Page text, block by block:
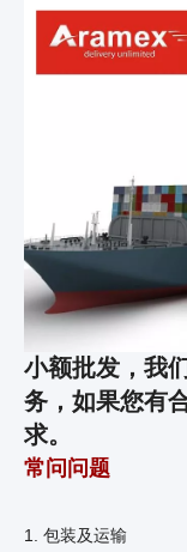
小额批发，我
务，如果您有
求。
常问问题
1. 包装及运输